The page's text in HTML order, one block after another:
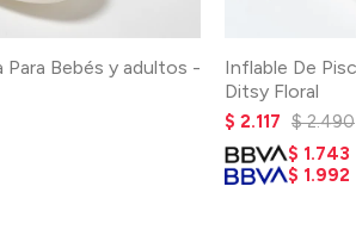
Para Bebés y adultos -
Inflable De
Ditsy Floral
$ 2.117 $ 2.490
$ 1.743
$ 1.992